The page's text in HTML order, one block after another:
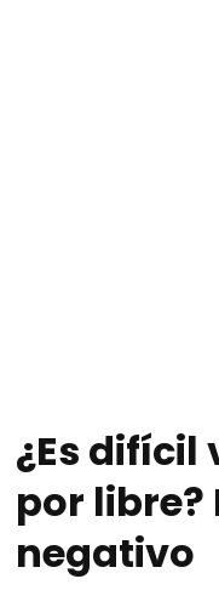
¿Es difícil
por libre?
negativo